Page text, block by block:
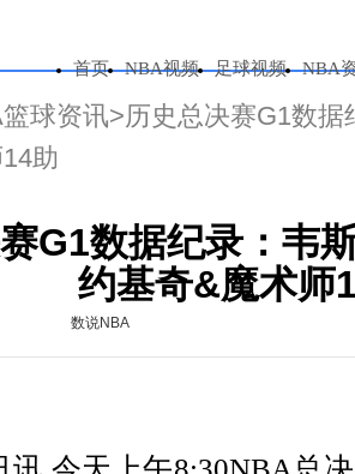
首页 NBA视频 足球视频 NBA
球资讯>历史总决赛G1数据
助
G1数据纪录：韦
约基奇&魔术师
数说NBA